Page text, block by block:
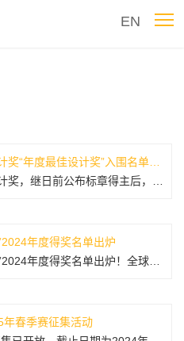
EN
年度得奖名单出炉
春季赛征集活动